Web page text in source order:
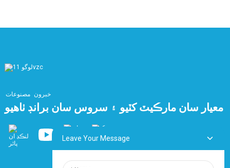
مصنوعات خبرون
معيار سان مارڪيٽ کٽيو ۽ سروس سان برانڊ ٺاهيو
Leave Your Message